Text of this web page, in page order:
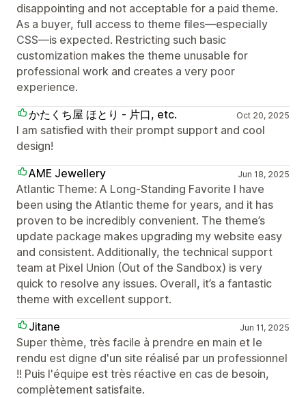
disappointing and not acceptable for a paid theme.
As a buyer, full access to theme files—especially
CSS—is expected. Restricting such basic
customization makes the theme unusable for
professional work and creates a very poor
experience.
かたくち屋 ほとり - 片口, etc.
Oct 20, 2025
I am satisfied with their prompt support and cool
design!
AME Jewellery
Jun 18, 2025
Atlantic Theme: A Long-Standing Favorite I have
been using the Atlantic theme for years, and it has
proven to be incredibly convenient. The theme’s
update package makes upgrading my website easy
and consistent. Additionally, the technical support
team at Pixel Union (Out of the Sandbox) is very
quick to resolve any issues. Overall, it’s a fantastic
theme with excellent support.
Jitane
Jun 11, 2025
Super thème, très facile à prendre en main et le
rendu est digne d'un site réalisé par un professionnel
!! Puis l'équipe est très réactive en cas de besoin,
complètement satisfaite.